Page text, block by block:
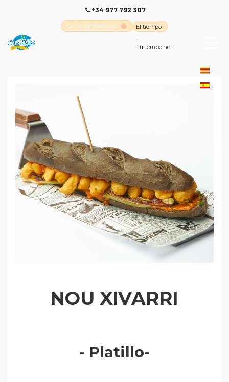
+34 977 792 307
Cambrils Webcam
El tiempo
-
Tutiempo.net
NOU XIVARRI
- Platillo-